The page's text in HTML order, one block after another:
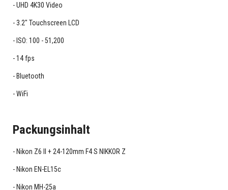
UHD 4K30 Video
3.2" Touchscreen LCD
ISO: 100 - 51,200
14 fps
Bluetooth
WiFi
Packungsinhalt
Nikon Z6 II + 24-120mm F4 S NIKKOR Z
Nikon EN-EL15c
Nikon MH-25a